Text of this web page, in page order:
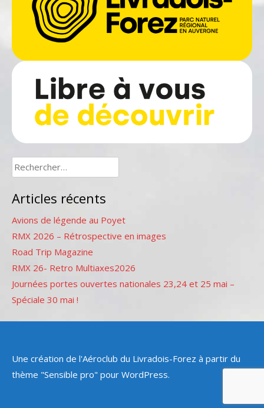
Rechercher :
Articles récents
Avions de légende au Poyet
RMX 2026 – Rétrospective en images
Road Trip Magazine
RMX 26- Retro Multiaxes2026
Journées portes ouvertes nationales 23,24 et 25 mai –
Spéciale 30 mai !
Une création de l'Aéroclub du Livradois-Forez à partir du
thème "Sensible pro" pour WordPress.